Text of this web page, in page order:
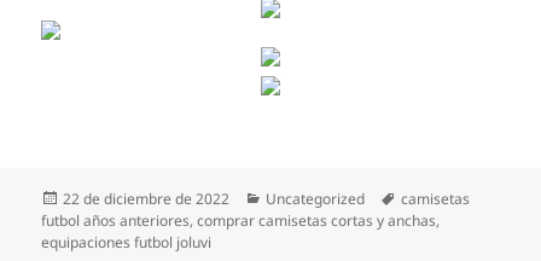
Publicado
el
22 de diciembre de 2022 Categorías
Uncategorized Etiquetas
camisetas
futbol años anteriores,comprar camisetas cortas y anchas,
equipaciones futbol joluvi